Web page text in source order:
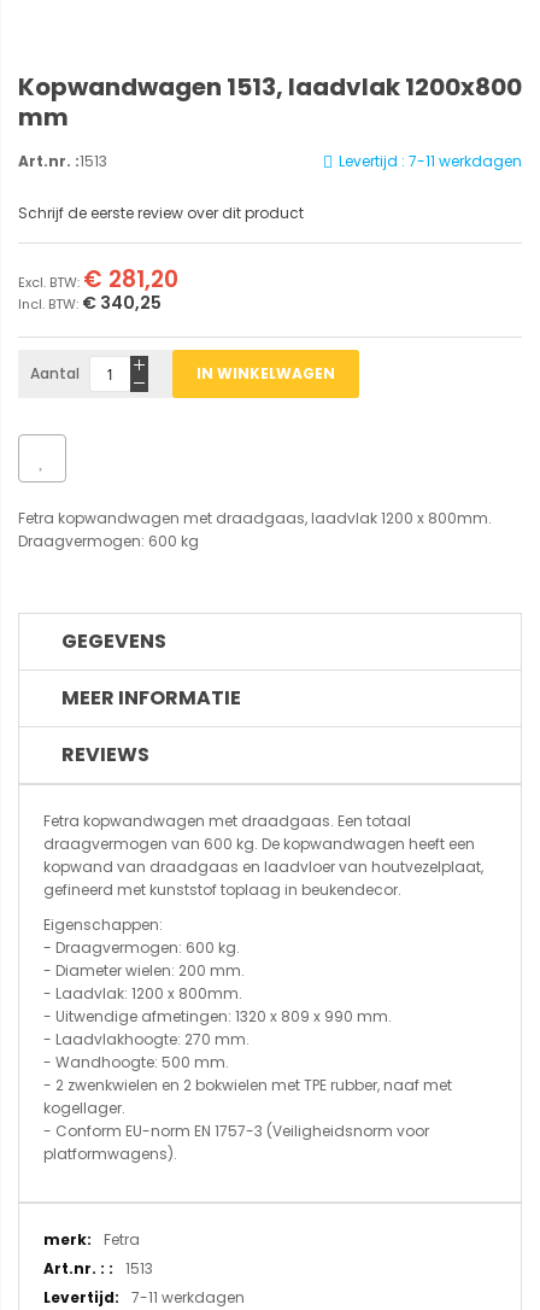
Kopwandwagen 1513, laadvlak 1200x800
mm
Levertijd : 7-11 werkdagen
Art.nr. :1513
Schrijf de eerste review over dit product
€ 340,25
€ 281,20
Aantal IN WINKELWAGEN
Fetra kopwandwagen met draadgaas, laadvlak 1200 x 800mm.
Draagvermogen: 600 kg
GEGEVENS
MEER INFORMATIE
REVIEWS
Fetra kopwandwagen met draadgaas. Een totaal
draagvermogen van 600 kg. De kopwandwagen heeft een
kopwand van draadgaas en laadvloer van houtvezelplaat,
gefineerd met kunststof toplaag in beukendecor.
Eigenschappen:
- Draagvermogen: 600 kg.
- Diameter wielen: 200 mm.
- Laadvlak: 1200 x 800mm.
- Uitwendige afmetingen: 1320 x 809 x 990 mm.
- Laadvlakhoogte: 270 mm.
- Wandhoogte: 500 mm.
- 2 zwenkwielen en 2 bokwielen met TPE rubber, naaf met
kogellager.
- Conform EU-norm EN 1757-3 (Veiligheidsnorm voor
platformwagens).
Meer
informatie
Fetra
1513
7-11 werkdagen